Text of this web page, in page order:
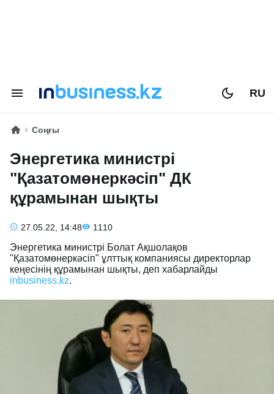
RU
Соңғы
Энергетика министрі
"Қазатомөнеркәсіп" ДК
құрамынан шықты
27.05.22, 14:48 1110
Энергетика министрі Болат Ақшолақов
"Қазатомөнеркәсіп" ұлттық компаниясы директорлар
кеңесінің құрамынан шықты, деп хабарлайды
inbusiness.kz.